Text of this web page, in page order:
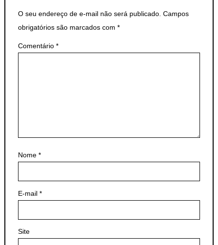
O seu endereço de e-mail não será publicado. Campos
obrigatórios são marcados com *
Comentário *
Nome *
E-mail *
Site